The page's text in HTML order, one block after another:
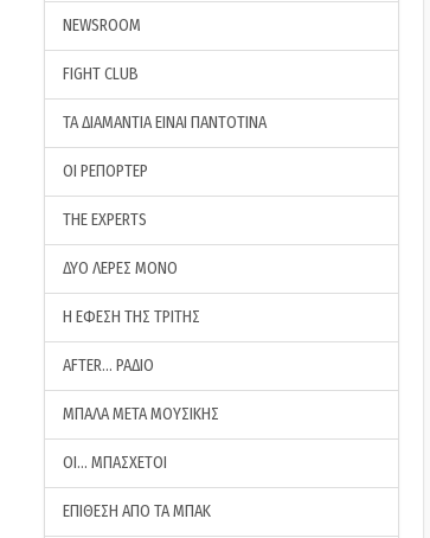
NEWSROOM
FIGHT CLUB
ΤΑ ΔΙΑΜΑΝΤΙΑ ΕΙΝΑΙ ΠΑΝΤΟΤΙΝΑ
ΟΙ ΡΕΠΟΡΤΕΡ
THE EXPERTS
ΔΥΟ ΛΕΡΕΣ ΜΟΝΟ
Η ΕΦΕΣΗ ΤΗΣ ΤΡΙΤΗΣ
AFTER… ΡΑΔΙΟ
ΜΠΑΛΑ ΜΕΤΑ ΜΟΥΣΙΚΗΣ
ΟΙ… ΜΠΑΣΧΕΤΟΙ
ΕΠΙΘΕΣΗ ΑΠΟ ΤΑ ΜΠΑΚ